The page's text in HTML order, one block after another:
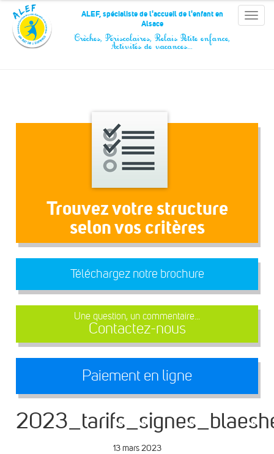
Panneau de gestion des cookies
Toggle
ALEF, spécialiste de l'accueil de l'enfant en
Alsace
Crèches, Périscolaires, Relais Petite enfance,
Activités de vacances…
Trouvez votre structure
selon vos critères
Téléchargez notre brochure
Une question, un commentaire...
Contactez-nous
Paiement en ligne
13 mars 2023